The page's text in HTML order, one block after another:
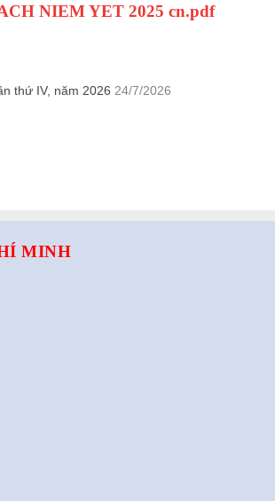
NIEM YET 2025 cn.pdf
thứ IV, năm 2026 24/7/2026
MINH